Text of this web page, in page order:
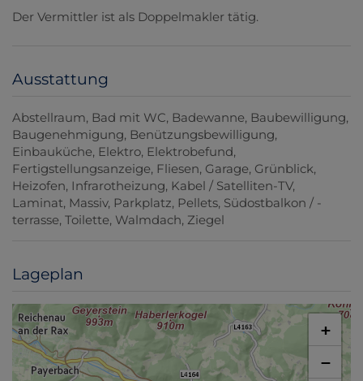
Der Vermittler ist als Doppelmakler tätig.
Ausstattung
Abstellraum Bad mit WC Badewanne Baubewilligung
Baugenehmigung Benützungsbewilligung
Einbauküche Elektro Elektrobefund
Fertigstellungsanzeige Fliesen Garage Grünblick
Heizofen Infrarotheizung Kabel / Satelliten-TV
Laminat Massiv Parkplatz Pellets Südostbalkon / -
terrasse Toilette Walmdach Ziegel
Lageplan
+
−